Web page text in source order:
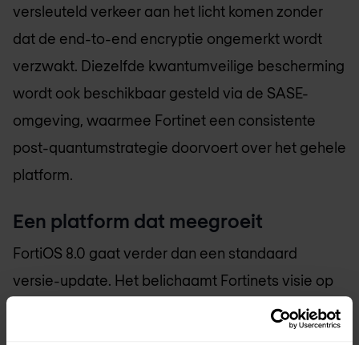
versleuteld verkeer aan het licht komen zonder
dat de end-to-end encryptie ongemerkt wordt
verzwakt. Diezelfde kwantumveilige bescherming
wordt ook beschikbaar gesteld via de SASE-
omgeving, waarmee Fortinet een consistente
post-quantumstrategie doorvoert over het gehele
platform.
Een platform dat meegroeit
FortiOS 8.0 gaat verder dan een standaard
versie-update. Het belichaamt Fortinets visie op
Secure Networking: een geïntegreerd platform
dat complexiteit verlaagt, operationele efficiëntie